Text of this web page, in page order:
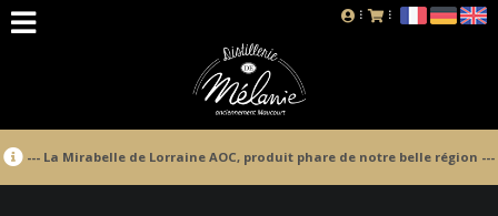
--- La Mirabelle de Lorraine AOC, produit phare de notre belle région ---